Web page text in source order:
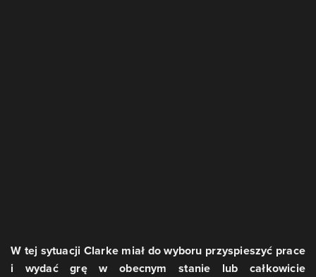
W tej sytuacji Clarke miał do wyboru przyspieszyć prace
i wydać grę w obecnym stanie lub całkowicie